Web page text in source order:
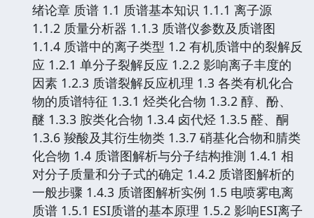
绪论章 质谱 1.1 质谱基本知识 1.1.1 离子源
1.1.2 质量分析器 1.1.3 质谱仪参数及质谱图
1.1.4 质谱中的离子类型 1.2 有机质谱中的裂解反
应 1.2.1 单分子裂解反应 1.2.2 影响离子丰度的
因素 1.2.3 质谱裂解反应机理 1.3 各类有机化合
物的质谱特征 1.3.1 烃类化合物 1.3.2 醇、酚、
醚 1.3.3 胺类化合物 1.3.4 卤代烃 1.3.5 醛、酮
1.3.6 羧酸及其衍生物类 1.3.7 硝基化合物和腈类
化合物 1.4 质谱图解析与分子结构推測 1.4.1 相
对分子质量和分子式的确定 1.4.2 质谱图解析的
一般步骤 1.4.3 质谱图解析实例 1.5 电喷雾电离
质谱 1.5.1 ESI质谱的基本原理 1.5.2 影响ESI离子